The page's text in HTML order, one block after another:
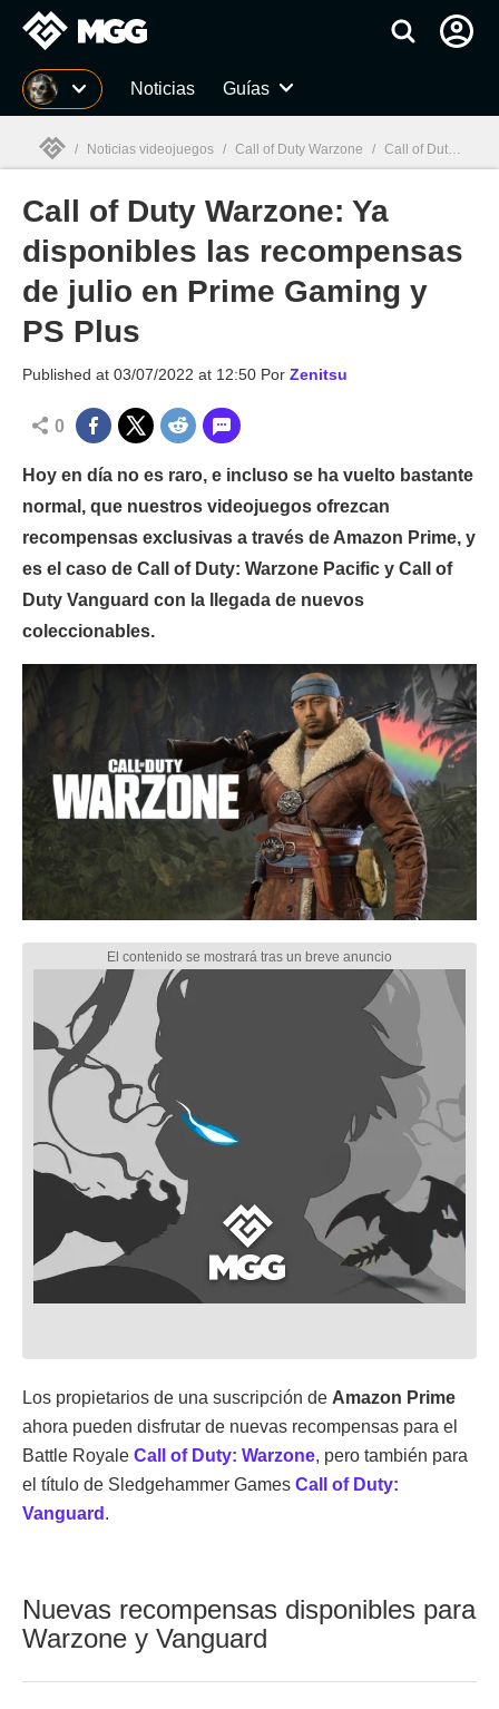
MGG Noticias Guías
MGG
/ Noticias videojuegos / Call of Duty Warzone / Call of Duty Warzone: Ya disponibles las recompensas de julio en Prime Gaming y PS Plus
Call of Duty Warzone: Ya
disponibles las recompensas
de julio en Prime Gaming y
PS Plus
Published at 03/07/2022 at 12:50 Por Zenitsu
0
Hoy en día no es raro, e incluso se ha vuelto bastante
normal, que nuestros videojuegos ofrezcan
recompensas exclusivas a través de Amazon Prime, y
es el caso de Call of Duty: Warzone Pacific y Call of
Duty Vanguard con la llegada de nuevos
coleccionables.
Los propietarios de una suscripción de Amazon Prime
ahora pueden disfrutar de nuevas recompensas para el
Battle Royale Call of Duty: Warzone, pero también para
el título de Sledgehammer Games Call of Duty:
Vanguard .
Nuevas recompensas disponibles para
Warzone y Vanguard